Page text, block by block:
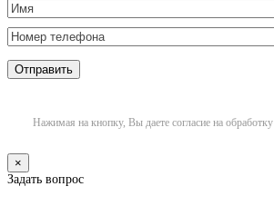
Нажимая на кнопку, Вы даете согласие на обработку
×
Задать вопрос